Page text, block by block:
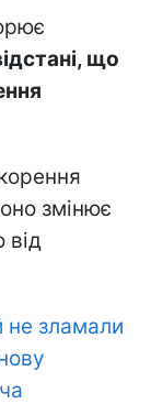
що
змінює
від
зламали